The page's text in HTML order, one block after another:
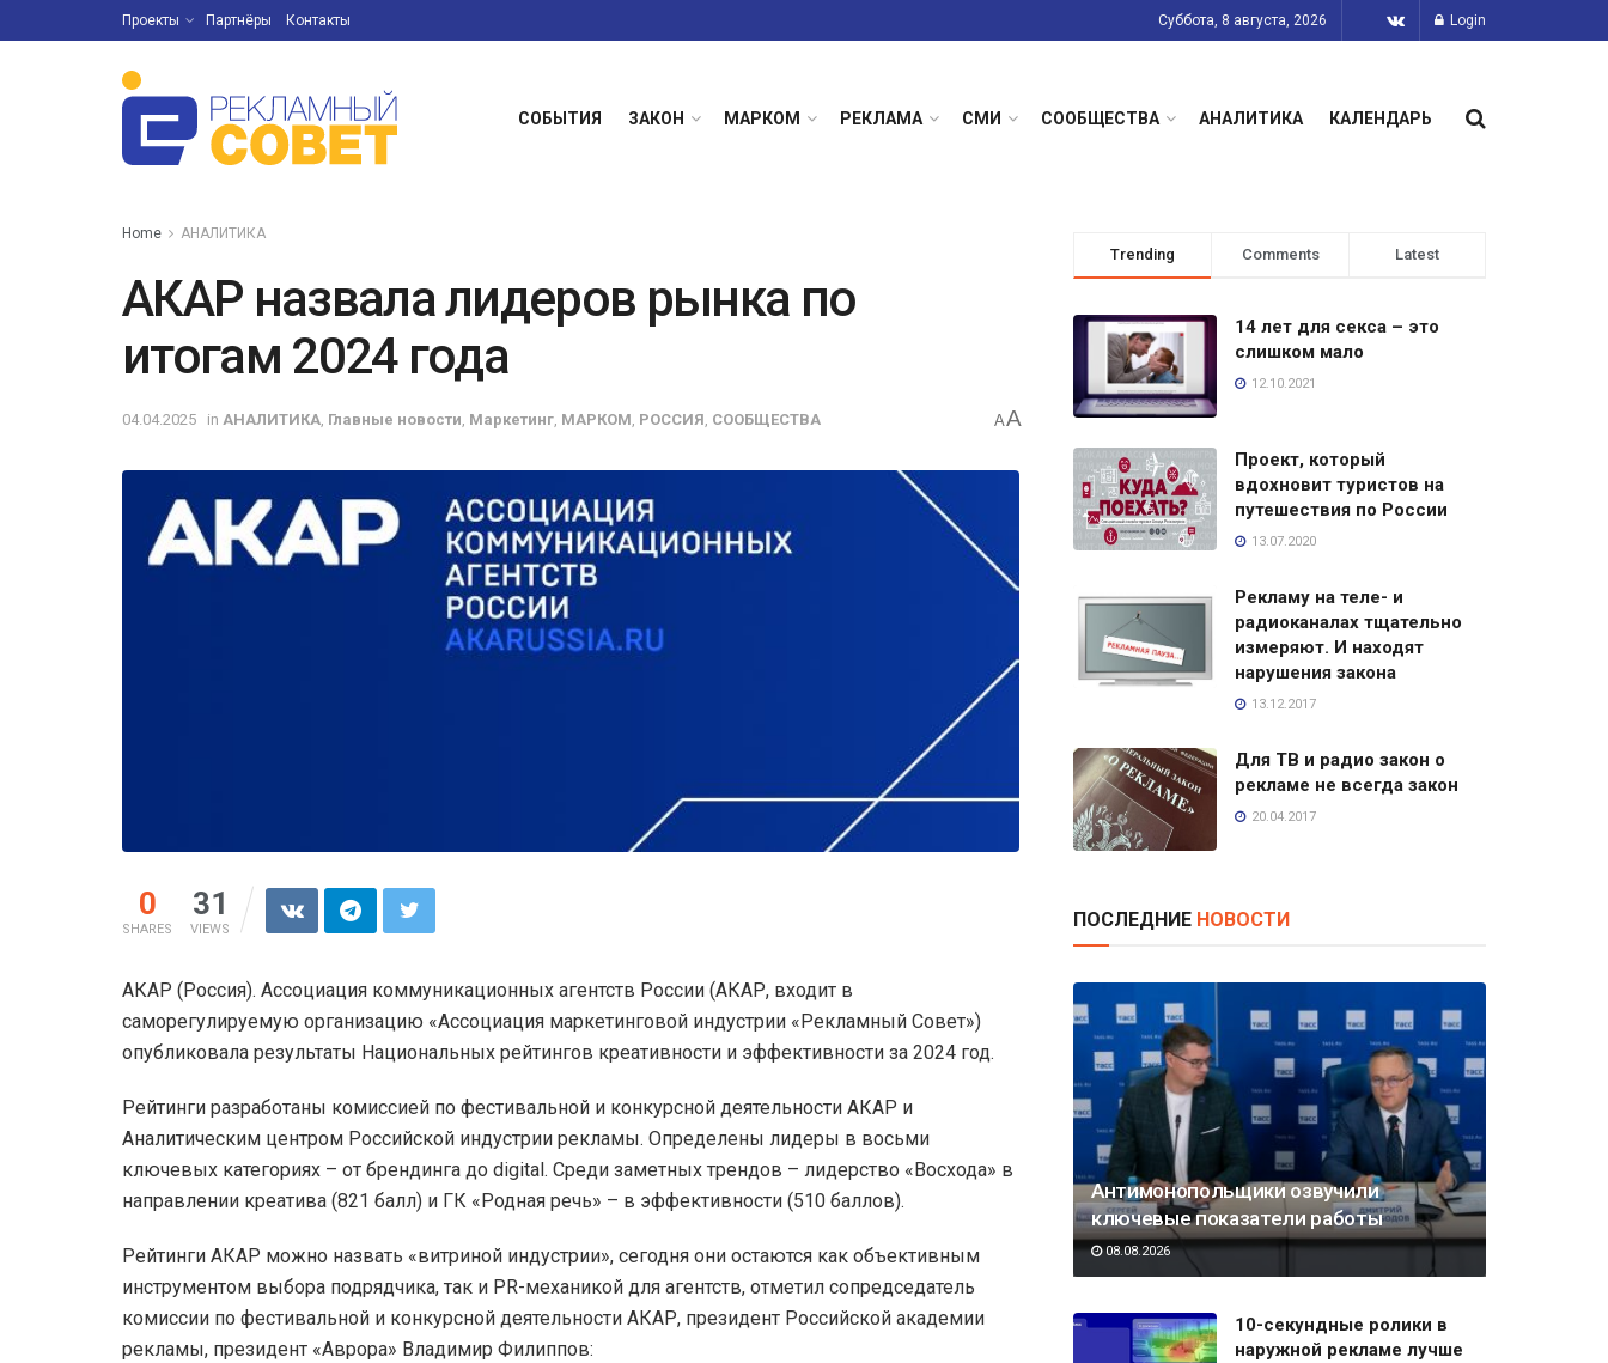
Проекты Партнёры Контакты Суббота, 8 августа, 2026 Login
СОБЫТИЯ ЗАКОН МАРКОМ РЕКЛАМА СМИ СООБЩЕСТВА АНАЛИТИКА КАЛЕНДАРЬ
Home АНАЛИТИКА
АКАР назвала лидеров рынка по
итогам 2024 года
04.04.2025 in АНАЛИТИКА Главные новости Маркетинг МАРКОМ РОССИЯ СООБЩЕСТВА AA
0
SHARES
31
VIEWS
АКАР (Россия). Ассоциация коммуникационных агентств России (АКАР, входит в
саморегулируемую организацию «Ассоциация маркетинговой индустрии «Рекламный Совет»)
опубликовала результаты Национальных рейтингов креативности и эффективности за 2024 год.
Рейтинги разработаны комиссией по фестивальной и конкурсной деятельности АКАР и
Аналитическим центром Российской индустрии рекламы. Определены лидеры в восьми
ключевых категориях – от брендинга до digital. Среди заметных трендов – лидерство «Восхода» в
направлении креатива (821 балл) и ГК «Родная речь» – в эффективности (510 баллов).
Рейтинги АКАР можно назвать «витриной индустрии», сегодня они остаются как объективным
инструментом выбора подрядчика, так и PR-механикой для агентств, отметил сопредседатель
комиссии по фестивальной и конкурсной деятельности АКАР, президент Российской академии
рекламы, президент «Аврора» Владимир Филиппов:
Trending Comments Latest
14 лет для секса – это
слишком мало
12.10.2021
Проект, который
вдохновит туристов на
путешествия по России
13.07.2020
Рекламу на теле- и
радиоканалах тщательно
измеряют. И находят
нарушения закона
13.12.2017
Для ТВ и радио закон о
рекламе не всегда закон
20.04.2017
ПОСЛЕДНИЕ НОВОСТИ
Антимонопольщики озвучили
ключевые показатели работы
08.08.2026
10-секундные ролики в
наружной рекламе лучше